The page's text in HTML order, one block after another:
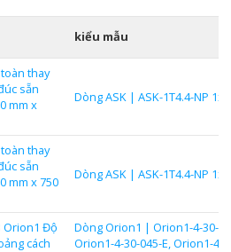
kiểu mẫu
thay
sẵn
mm x
Dòng ASK | ASK-1T4.4-NP
thay
sẵn
mm x 750
Dòng ASK | ASK-1T4.4-NP
Orion1 Độ
cách
Dòng Orion1 | Orion1-4-30-
Orion1-4-30-045-E, Orion1-4-